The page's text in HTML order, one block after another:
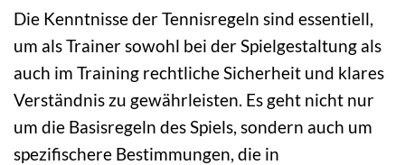
Die Kenntnisse der Tennisregeln sind essentiell,
um als Trainer sowohl bei der Spielgestaltung als
auch im Training rechtliche Sicherheit und klares
Verständnis zu gewährleisten. Es geht nicht nur
um die Basisregeln des Spiels, sondern auch um
spezifischere Bestimmungen, die in